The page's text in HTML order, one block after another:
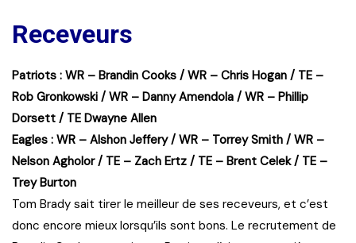
Receveurs
Patriots : WR – Brandin Cooks / WR – Chris Hogan / TE –
Rob Gronkowski / WR – Danny Amendola / WR – Phillip
Dorsett / TE Dwayne Allen
Eagles : WR – Alshon Jeffery / WR – Torrey Smith / WR –
Nelson Agholor / TE – Zach Ertz / TE – Brent Celek / TE –
Trey Burton
Tom Brady sait tirer le meilleur de ses receveurs, et c’est
donc encore mieux lorsqu’ils sont bons. Le recrutement de